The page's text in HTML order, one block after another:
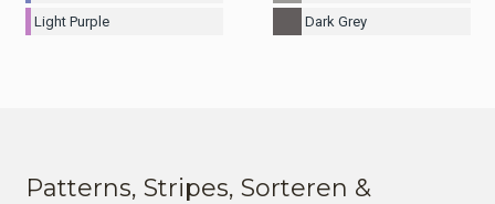
Light Purple
Dark Grey
Patterns, Stripes, Sorteren &